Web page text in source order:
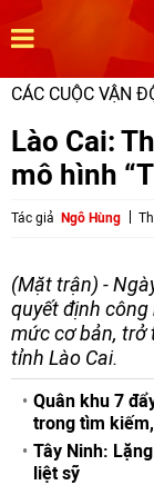
CÁC CUỘC VẬN
Lào Cai:
mô hình
Tác giả Ngô Hùng
(Mặt trận) -
quyết định công
mức cơ bản, trở
tỉnh Lào Cai.
Quân khu 7
trong tìm
Tây Ninh:
liệt sỹ